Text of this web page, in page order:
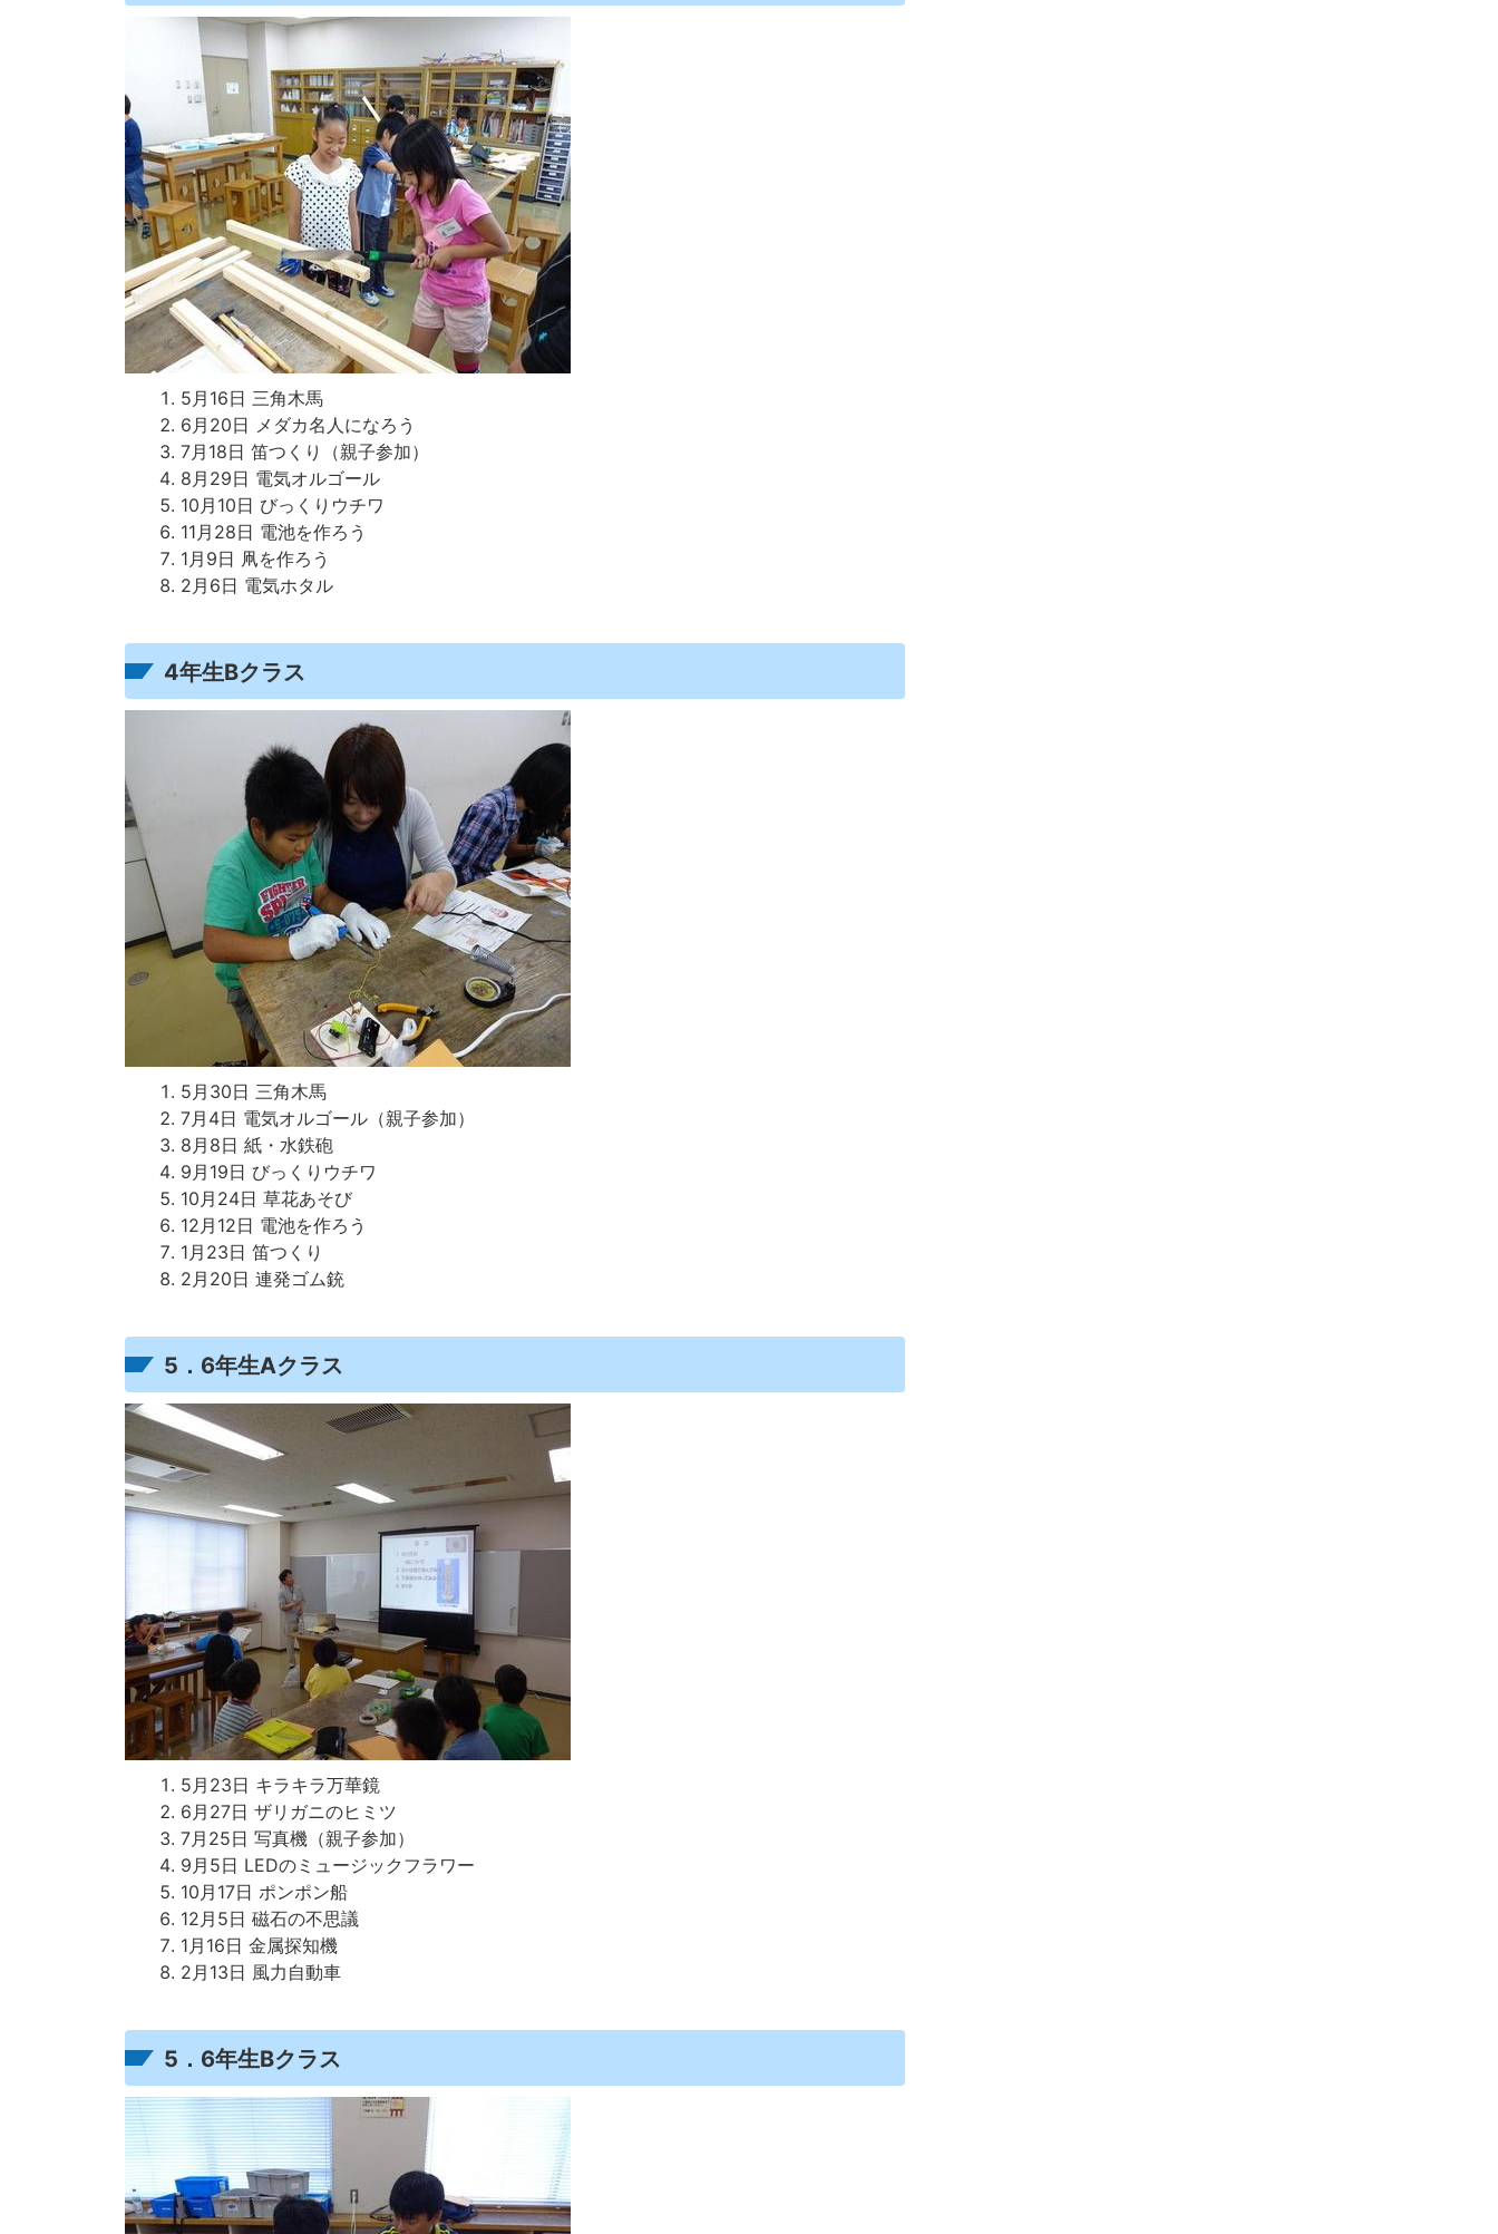
5月16日 三角木馬
6月20日 メダカ名人になろう
7月18日 笛つくり（親子参加）
8月29日 電気オルゴール
10月10日 びっくりウチワ
11月28日 電池を作ろう
1月9日 凧を作ろう
2月6日 電気ホタル
4年生Bクラス
5月30日 三角木馬
7月4日 電気オルゴール（親子参加）
8月8日 紙・水鉄砲
9月19日 びっくりウチワ
10月24日 草花あそび
12月12日 電池を作ろう
1月23日 笛つくり
2月20日 連発ゴム銃
5．6年生Aクラス
5月23日 キラキラ万華鏡
6月27日 ザリガニのヒミツ
7月25日 写真機（親子参加）
9月5日 LEDのミュージックフラワー
10月17日 ポンポン船
12月5日 磁石の不思議
1月16日 金属探知機
2月13日 風力自動車
5．6年生Bクラス